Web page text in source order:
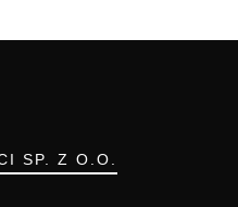
SP. Z O.O.